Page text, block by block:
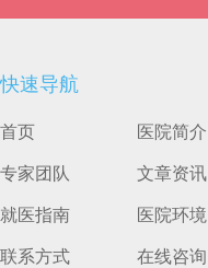
快速导航
首页 医院简介
专家团队 文章资讯
就医指南 医院环境
联系方式 在线咨询